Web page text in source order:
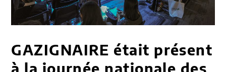
GAZIGNAIRE était présent
à la journée nationale des